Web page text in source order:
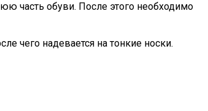
часть обуви. После этого необходимо
чего надевается на тонкие носки.